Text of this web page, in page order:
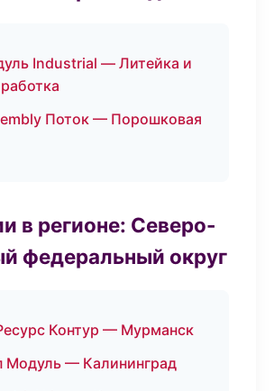
Industrial — Литейка и
Поток — Порошковая
в регионе: Северо-
федеральный округ
Контур — Мурманск
Модуль — Калининград